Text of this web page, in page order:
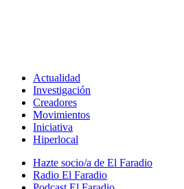
Actualidad
Investigación
Creadores
Movimientos
Iniciativa
Hiperlocal
Hazte socio/a de El Faradio
Radio El Faradio